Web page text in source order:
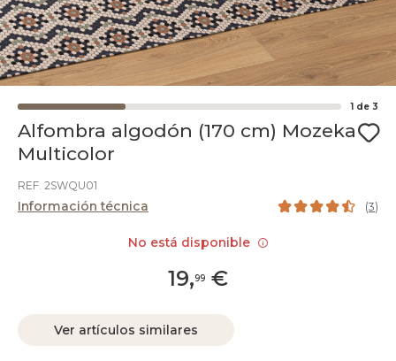
1 de 3
Alfombra algodón (170 cm) Mozeka
Multicolor
REF. 2SWQU01
Información técnica (3)
19,99 €
Ver artículos similares